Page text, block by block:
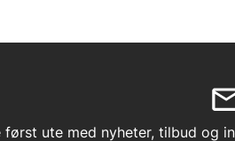
ute med nyheter, tilbud og